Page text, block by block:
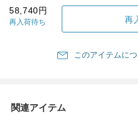
58,740円
再入荷待ち 再
このアイテムに
関連アイテム